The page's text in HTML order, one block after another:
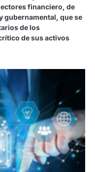
financiero, de
gubernamental, que se
de los
de sus activos